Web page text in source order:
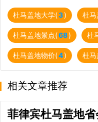
杜马盖地大学(3) 杜
杜马盖地景点(68) 杜
杜马盖地物价(4) 杜
相关文章推荐